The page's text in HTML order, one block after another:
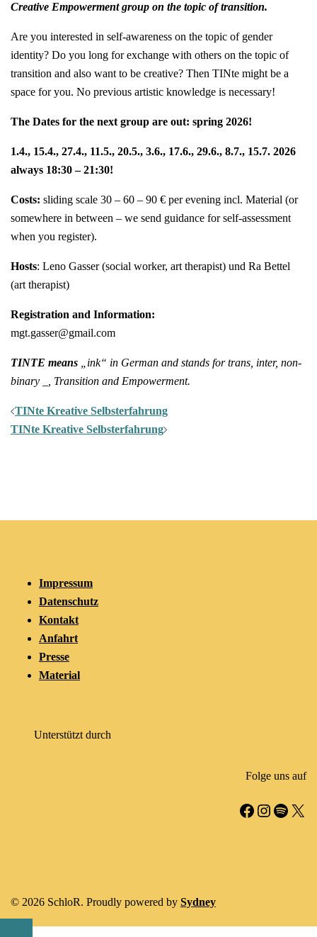
Creative Empowerment group on the topic of transition.
Are you interested in self-awareness on the topic of gender
identity? Do you long for exchange with others on the topic of
transition and also want to be creative? Then TINte might be a
space for you. No previous artistic knowledge is necessary!
The Dates for the next group are out: spring 2026!
1.4., 15.4., 27.4., 11.5., 20.5., 3.6., 17.6., 29.6., 8.7., 15.7. 2026
always 18:30 – 21:30!
Costs: sliding scale 30 – 60 – 90 € per evening incl. Material (or
somewhere in between – we send guidance for self-assessment
when you register).
Hosts: Leno Gasser (social worker, art therapist) und Ra Bettel
(art therapist)
Registration and Information:
mgt.gasser@gmail.com
TINTE means „ink“ in German and stands for trans, inter, non-
binary _, Transition and Empowerment.
Post
navigation
TINte Kreative Selbsterfahrung
TINte Kreative Selbsterfahrung
Impressum
Datenschutz
Kontakt
Anfahrt
Presse
Material
Unterstützt durch
Folge uns auf
Facebook
X
© 2026 SchloR. Proudly powered by Sydney